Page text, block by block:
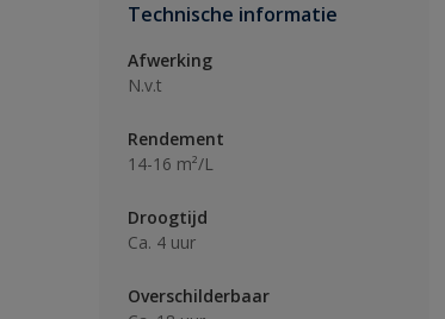
Technische informatie
Afwerking
N.v.t
Rendement
14-16 m²/L
Droogtijd
Ca. 4 uur
Overschilderbaar